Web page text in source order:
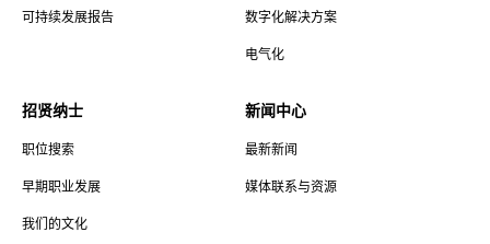
可持续发展报告 数字化解决方案
电气化
招贤纳士
职位搜索
早期职业发展
我们的文化
新闻中心
最新新闻
媒体联系与资源